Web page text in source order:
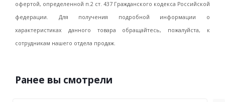
офертой, определенной п.2 ст. 437 Гражданского кодекса Российской
федерации. Для получения подробной информации о
характеристиках данного товара обращайтесь, пожалуйста, к
сотрудникам нашего отдела продаж.
Ранее вы смотрели